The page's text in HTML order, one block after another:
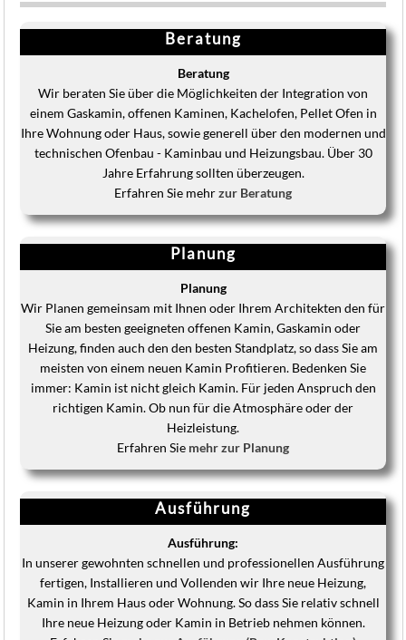
Beratung
Beratung
Wir beraten Sie über die Möglichkeiten der Integration von
einem Gaskamin, offenen Kaminen, Kachelofen, Pellet Ofen in
Ihre Wohnung oder Haus, sowie generell über den modernen und
technischen Ofenbau - Kaminbau und Heizungsbau. Über 30
Jahre Erfahrung sollten überzeugen.
Erfahren Sie mehrzur Beratung
Planung
Planung
Wir Planen gemeinsam mit Ihnen oder Ihrem Architekten den für
Sie am besten geeigneten offenen Kamin, Gaskamin oder
Heizung, finden auch den den besten Standplatz, so dass Sie am
meisten von einem neuen Kamin Profitieren. Bedenken Sie
immer: Kamin ist nicht gleich Kamin. Für jeden Anspruch den
richtigen Kamin. Ob nun für die Atmosphäre oder der
Heizleistung.
Erfahren Sie mehr zur Planung
Ausführung
Ausführung:
In unserer gewohnten schnellen und professionellen Ausführung
fertigen, Installieren und Vollenden wir Ihre neue Heizung,
Kamin in Ihrem Haus oder Wohnung. So dass Sie relativ schnell
Ihre neue Heizung oder Kamin in Betrieb nehmen können.